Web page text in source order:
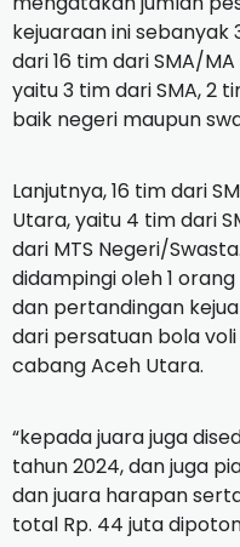
kejuaraan ini
dari 16 tim dari SMA/
yaitu 3 tim dari SMA, 2
baik negeri maupun
Lanjutnya, 16 tim dari
Utara, yaitu 4 tim dari
dari MTS Negeri/
didampingi oleh 1
dan pertandingan
dari persatuan bola
cabang Aceh Utara.
“kepada juara juga
tahun 2024, dan juga
dan juara harapan
total Rp. 44 juta